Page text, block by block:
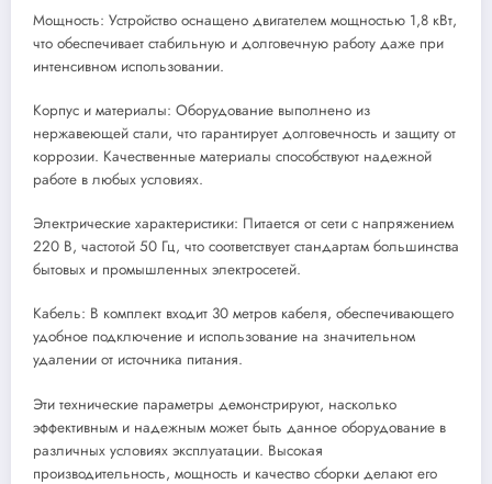
Мощность: Устройство оснащено двигателем мощностью 1,8 кВт,
что обеспечивает стабильную и долговечную работу даже при
интенсивном использовании.
Корпус и материалы: Оборудование выполнено из
нержавеющей стали, что гарантирует долговечность и защиту от
коррозии. Качественные материалы способствуют надежной
работе в любых условиях.
Электрические характеристики: Питается от сети с напряжением
220 В, частотой 50 Гц, что соответствует стандартам большинства
бытовых и промышленных электросетей.
Кабель: В комплект входит 30 метров кабеля, обеспечивающего
удобное подключение и использование на значительном
удалении от источника питания.
Эти технические параметры демонстрируют, насколько
эффективным и надежным может быть данное оборудование в
различных условиях эксплуатации. Высокая
производительность, мощность и качество сборки делают его